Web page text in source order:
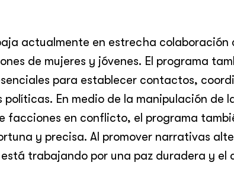
actualmente en estrecha
de mujeres y jóvenes. El programa
para establecer contactos,
políticas. En medio de la manipulación de
facciones en conflicto, el programa
y precisa. Al promover narrativas
trabajando por una paz duradera y el